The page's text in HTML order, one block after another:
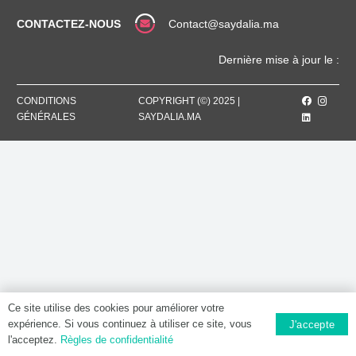
ML,
CONTACTEZ-NOUS Contact@saydalia.ma
Dernière mise à jour le :
CONDITIONS
GÉNÉRALES
COPYRIGHT (©) 2025 |
SAYDALIA.MA
Ce site utilise des cookies pour améliorer votre
expérience. Si vous continuez à utiliser ce site, vous
l'acceptez. Règles de confidentialité
J'accepte